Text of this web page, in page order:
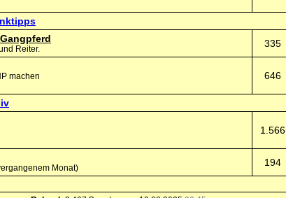
Reiter. 335
machen
646
1.566
Monat) 194